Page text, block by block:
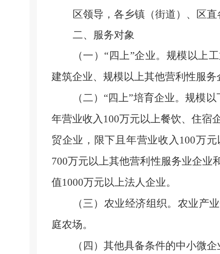
区领导，各乡镇（街道）、区
二、服务对象
（一） “四上”企业。 规模以上
建筑企业、规模以上其他营利性服
（二） “四上”培育企业。规模以
年营业收入 100万元以上餐饮、住宿
贸企业，限下且年营业收入 100万元
700万元以上其他营利性服务业企业
值1000万元以上法人企业。
（三）农业经济组织。 农业产
庭农场。
（四）其他具备条件的中小微企